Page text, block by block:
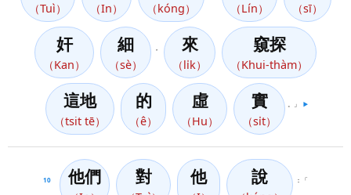
（Tuì） （In） （kóng） （Lín） （sī）
奸
（Kan）
細
（sè）
來
（li̍k）
窺探
（Khui-thàm）
這地
（tsit tē）
的
（ê）
虛
（Hu）
實
（si̍t）
。」 ▶️
10 他們 對 他 說 ：「